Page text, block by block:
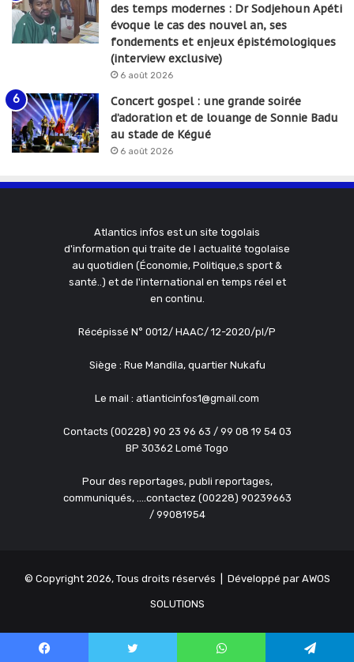
des temps modernes : Dr Sodjehoun Apéti
évoque le cas des nouvel an, ses
fondements et enjeux épistémologiques
(interview exclusive)
6 août 2026
Concert gospel : une grande soirée
d’adoration et de louange de Sonnie Badu
au stade de Kégué
6 août 2026
Atlantics infos est un site togolais
d'information qui traite de l actualité togolaise
au quotidien (Économie, Politique,s sport &
santé..) et de l'international en temps réel et
en continu.
Récépissé N° 0012/ HAAC/ 12-2020/pl/P
Siège : Rue Mandila, quartier Nukafu
Le mail : atlanticinfos1@gmail.com
Contacts (00228) 90 23 96 63 / 99 08 19 54 03
BP 30362 Lomé Togo
Pour des reportages, publi reportages,
communiqués, ....contactez (00228) 90239663
/ 99081954
© Copyright 2026, Tous droits réservés | Développé par AWOS
SOLUTIONS